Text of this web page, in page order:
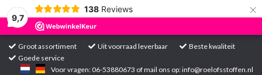
9,7
138 Reviews ×
Groot assortiment Uit voorraad leverbaar
Beste kwaliteit
Goede service
Voor vragen: 06-53880673 of mail ons op:info@roelofsstoffen.nl
Home